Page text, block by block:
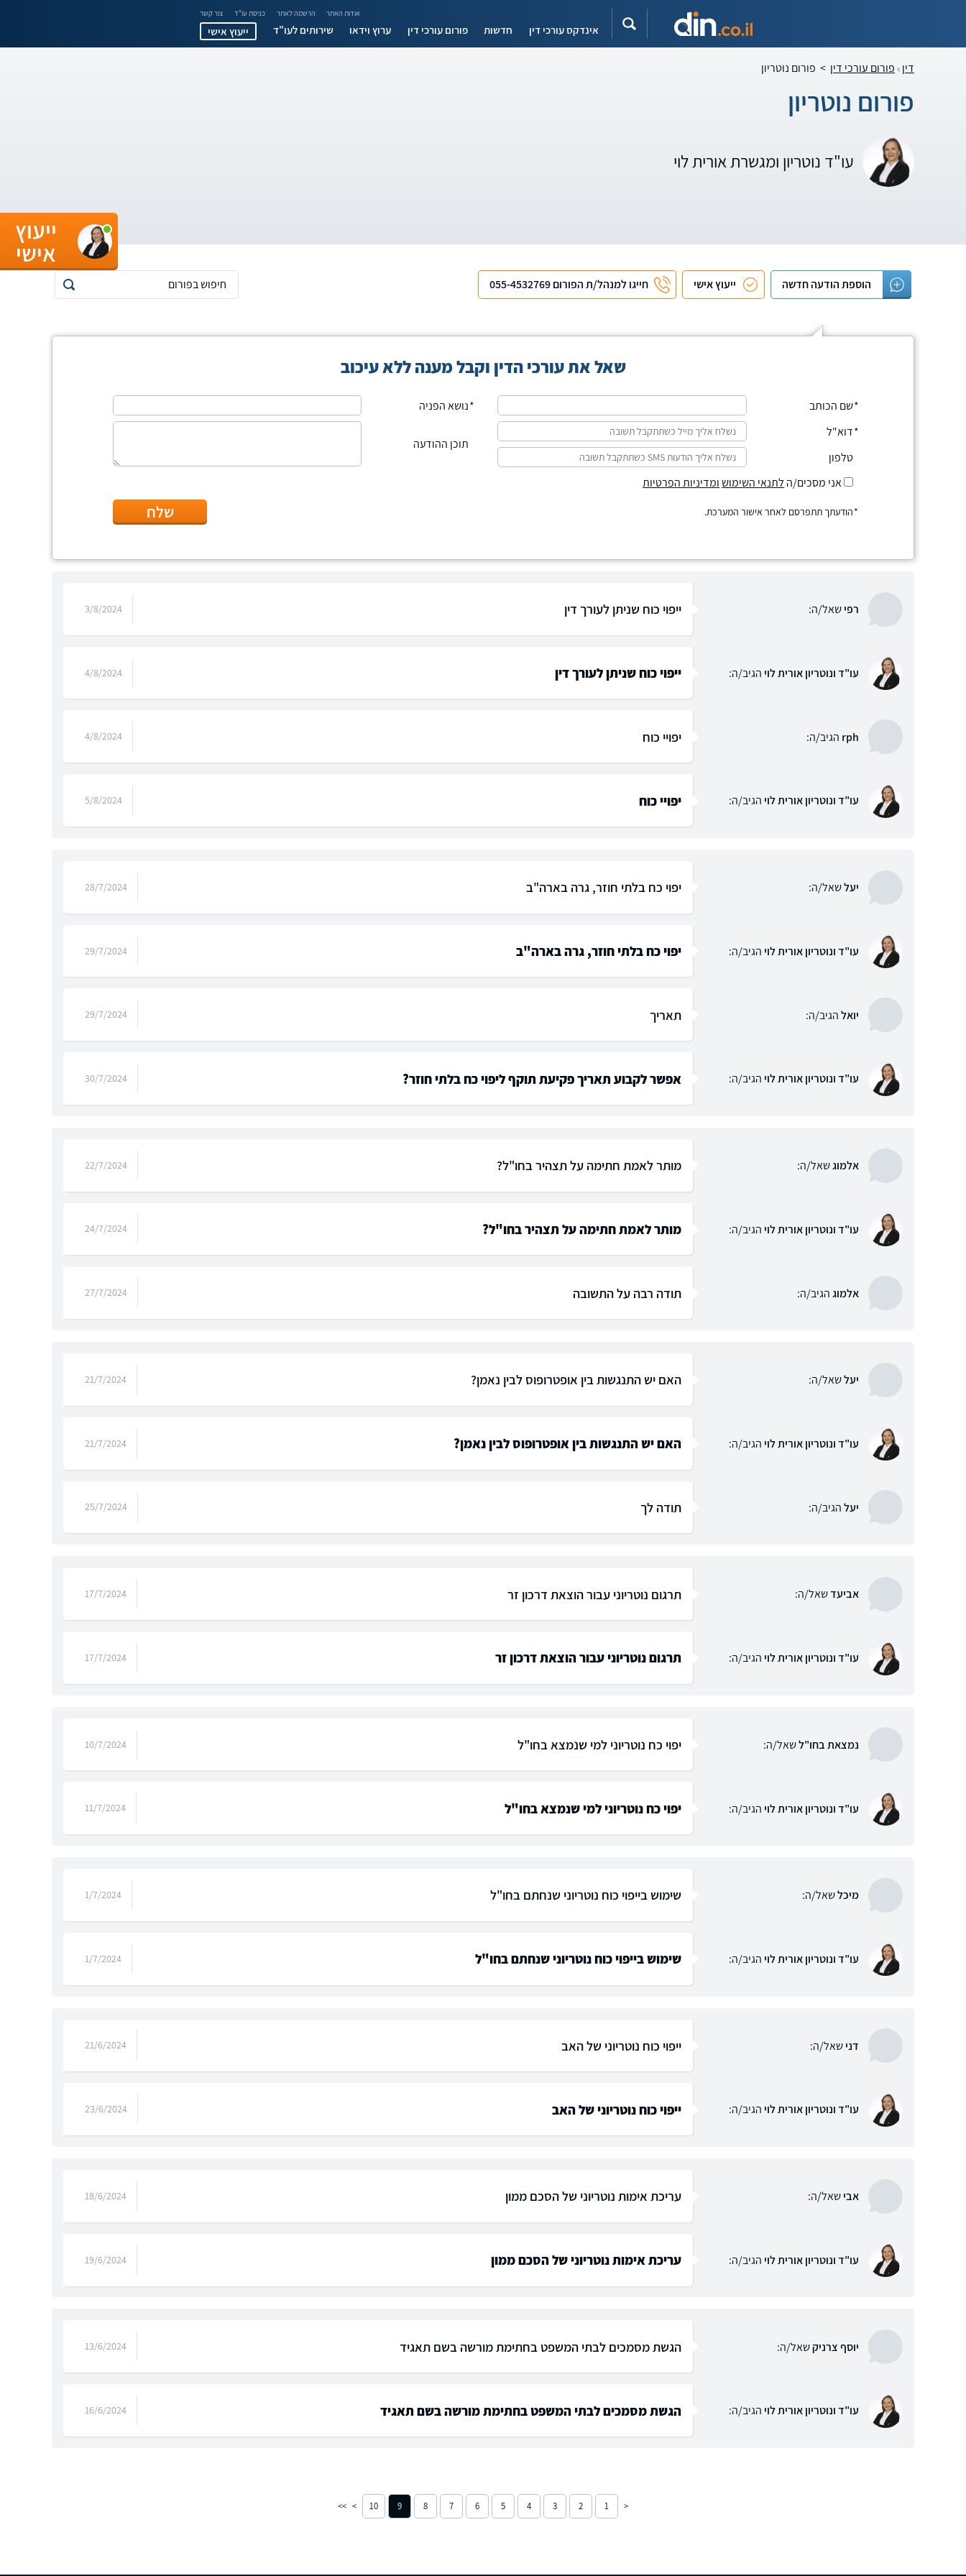
אודות האתר הרשמה לאתר כניסת עו"ד צור קשר
אינדקס עורכי דין חדשות פורום עורכי דין ערוץ וידאו שירותים לעו"ד ייעוץ אישי
דין פורום עורכי דין > פורום נוטריון
פורום נוטריון
עו"ד נוטריון ומגשרת אורית לוי
הוספת הודעה חדשה ייעוץ אישי חייגו למנהל/ת הפורום 055-4532769
שאל את עורכי הדין וקבל מענה ללא עיכוב
שם הכותב
דוא"ל
טלפון
נושא הפניה
תוכן ההודעה
אני מסכים/ה לתנאי השימושומדיניות הפרטיות
הודעתך תתפרסם לאחר אישור המערכת. שלח
רפישאל/ה: ייפוי כוח שניתן לעורך דין 3/8/2024
עו"ד ונוטריון אורית לוי הגיב/ה: ייפוי כוח שניתן לעורך דין 4/8/2024
rph הגיב/ה: יפויי כוח 4/8/2024
עו"ד ונוטריון אורית לוי הגיב/ה: יפויי כוח 5/8/2024
יעלשאל/ה: יפוי כח בלתי חוזר, גרה בארה"ב 28/7/2024
עו"ד ונוטריון אורית לוי הגיב/ה: יפוי כח בלתי חוזר, גרה בארה"ב 29/7/2024
יואלהגיב/ה: תאריך 29/7/2024
עו"ד ונוטריון אורית לוי הגיב/ה: אפשר לקבוע תאריך פקיעת תוקף ליפוי כח בלתי חוזר? 30/7/2024
אלמוגשאל/ה: מותר לאמת חתימה על תצהיר בחו"ל? 22/7/2024
עו"ד ונוטריון אורית לוי הגיב/ה: מותר לאמת חתימה על תצהיר בחו"ל? 24/7/2024
אלמוגהגיב/ה: תודה רבה על התשובה 27/7/2024
יעלשאל/ה: האם יש התנגשות בין אופטרופוס לבין נאמן? 21/7/2024
עו"ד ונוטריון אורית לוי הגיב/ה: האם יש התנגשות בין אופטרופוס לבין נאמן? 21/7/2024
יעלהגיב/ה: תודה לך 25/7/2024
אביעדשאל/ה: תרגום נוטריוני עבור הוצאת דרכון זר 17/7/2024
עו"ד ונוטריון אורית לוי הגיב/ה: תרגום נוטריוני עבור הוצאת דרכון זר 17/7/2024
נמצאת בחו"לשאל/ה: יפוי כח נוטריוני למי שנמצא בחו"ל 10/7/2024
עו"ד ונוטריון אורית לוי הגיב/ה: יפוי כח נוטריוני למי שנמצא בחו"ל 11/7/2024
מיכלשאל/ה: שימוש בייפוי כוח נוטריוני שנחתם בחו"ל 1/7/2024
עו"ד ונוטריון אורית לוי הגיב/ה: שימוש בייפוי כוח נוטריוני שנחתם בחו"ל 1/7/2024
דנישאל/ה: ייפוי כוח נוטריוני של האב 21/6/2024
עו"ד ונוטריון אורית לוי הגיב/ה: ייפוי כוח נוטריוני של האב 23/6/2024
אבישאל/ה: עריכת אימות נוטריוני של הסכם ממון 18/6/2024
עו"ד ונוטריון אורית לוי הגיב/ה: עריכת אימות נוטריוני של הסכם ממון 19/6/2024
יוסף צרניקשאל/ה: הגשת מסמכים לבתי המשפט בחתימת מורשה בשם תאגיד 13/6/2024
עו"ד ונוטריון אורית לוי הגיב/ה: הגשת מסמכים לבתי המשפט בחתימת מורשה בשם תאגיד 16/6/2024
1
2
3
4
5
6
7
8
9
10
ייעוץ
אישי